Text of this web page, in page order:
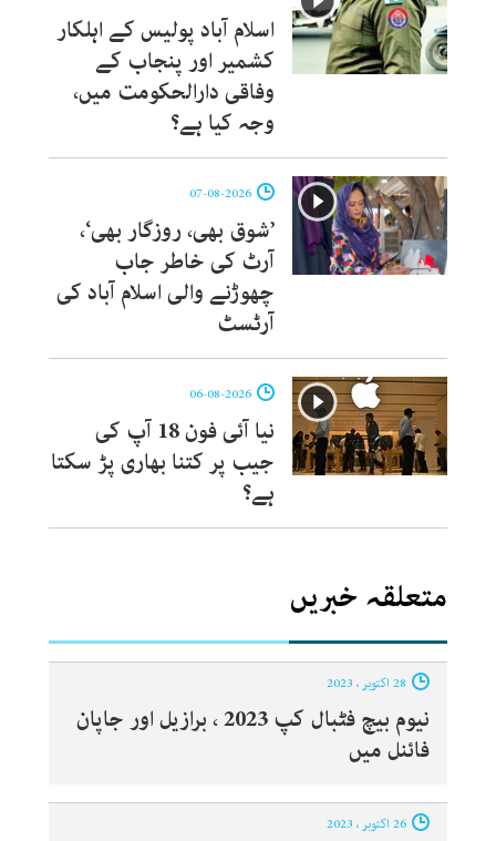
اسلام آباد پولیس کے اہلکار
کشمیر اور پنجاب کے
وفاقی دارالحکومت میں،
وجہ کیا ہے؟
’شوق بھی، روزگار بھی‘،
آرٹ کی خاطر جاب
چھوڑنے والی اسلام آباد کی
آرٹسٹ
نیا آئی فون 18 آپ کی
جیب پر کتنا بھاری پڑ سکتا
ہے؟
متعلقہ خبریں
نیوم بیچ فٹبال کپ 2023 ، برازیل اور جاپان
فائنل میں